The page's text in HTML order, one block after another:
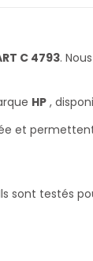
C 4793.
HP ,
et
Ils sont testés